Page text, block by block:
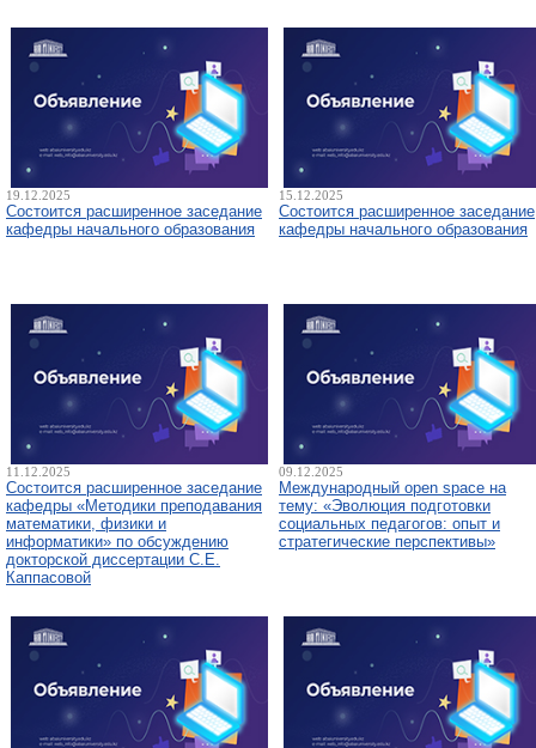
19.12.2025
Состоится расширенное заседание
кафедры начального образования
15.12.2025
Состоится расширенное заседание
кафедры начального образования
11.12.2025
Состоится расширенное заседание
кафедры «Методики преподавания
математики, физики и
информатики» по обсуждению
докторской диссертации С.Е.
Каппасовой
09.12.2025
Международный open space на
тему: «Эволюция подготовки
социальных педагогов: опыт и
стратегические перспективы»